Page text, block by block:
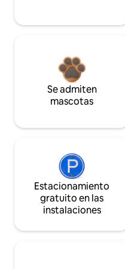
Se admiten
mascotas
Estacionamiento
gratuito en las
instalaciones